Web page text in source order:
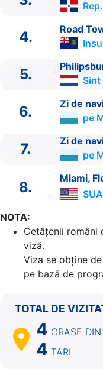
Ziua | Portul | Sosire
Miami, Florida
2. Zi de navigare
Puerto Plata
4. Road Town,
5.
Philipsburg Sint
Zi de navigare
Zi de navigare
Miami, Florida
4. Road
5.
Sint
6.
Zi de
pe
7.
Zi de
pe
8.
Miami,
SUA
NOTA:
Cetăţenii români
viză.
Viza se obține
pe bază de
TOTAL DE
4 ORASE DIN
4 TARI